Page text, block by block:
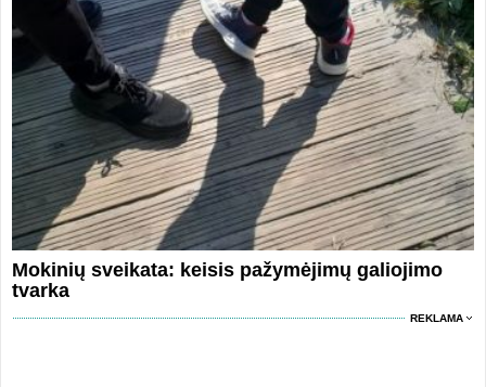
Mokinių sveikata: keisis pažymėjimų galiojimo
tvarka
REKLAMA